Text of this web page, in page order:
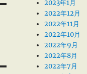
2023年1月
2022年12月
2022年11月
2022年10月
2022年9月
2022年8月
2022年7月